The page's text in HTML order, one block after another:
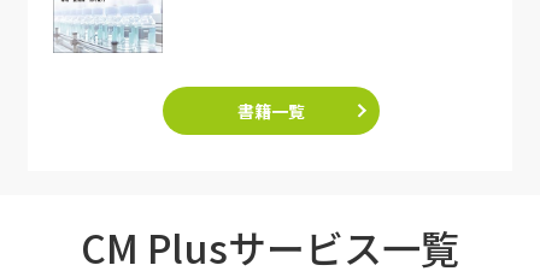
書籍一覧
CM Plusサービス一覧